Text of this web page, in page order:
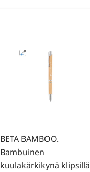
BETA BAMBOO.
Bambuinen
kuulakärkikynä klipsillä